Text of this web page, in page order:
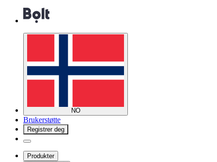
NO
Brukerstøtte
Registrer deg
Produkter